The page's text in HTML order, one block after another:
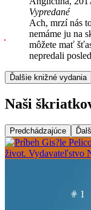
Vypredané
Ach, mrzí nás
nemáme ju na
môžete mať
nepredali
Ďalšie knižné vydania
Naši
Predchádzajúce